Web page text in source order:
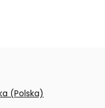
(Polska)